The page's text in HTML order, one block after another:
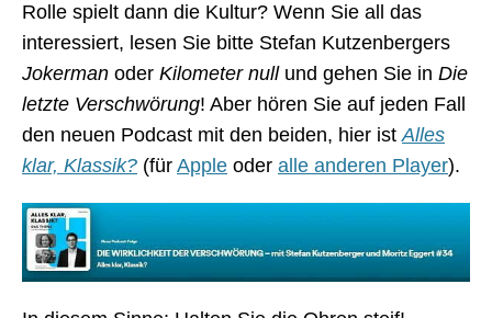
Rolle spielt dann die Kultur? Wenn Sie all das
interessiert, lesen Sie bitte Stefan Kutzenbergers
Jokerman oder Kilometer null und gehen Sie in Die
letzte Verschwörung! Aber hören Sie auf jeden Fall
den neuen Podcast mit den beiden, hier istAlles
klar, Klassik? (für Apple oder alle anderen Player).